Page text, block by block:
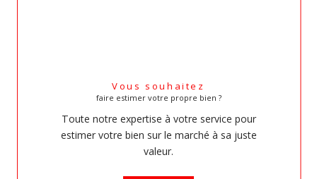
Vous souhaitez
faire estimer votre propre bien ?
Toute notre expertise à votre service pour
estimer votre bien sur le marché à sa juste
valeur.